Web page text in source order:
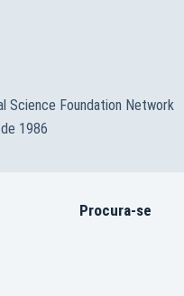
Science Foundation Network
1986
Procura-se